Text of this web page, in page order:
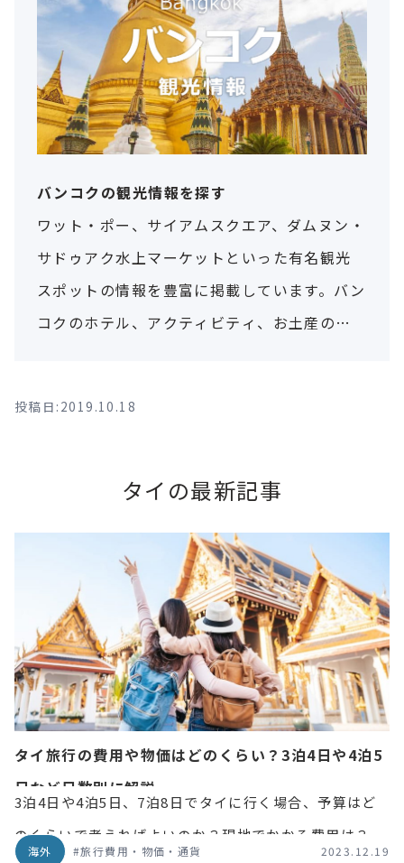
バンコクの観光情報を探す
ワット・ポー、サイアムスクエア、ダムヌン・
サドゥアク水上マーケットといった有名観光
スポットの情報を豊富に掲載しています。バン
コクのホテル、アクティビティ、お土産の情
投稿日:2019.10.18
タイの最新記事
タイ旅行の費用や物価はどのくらい？3泊4日や4泊5
日など日数別に解説
3泊4日や4泊5日、7泊8日でタイに行く場合、予算はど
のくらいで考えればよいのか？現地でかかる費用は？な
海外 #旅行費用・物価・通貨 2023.12.19